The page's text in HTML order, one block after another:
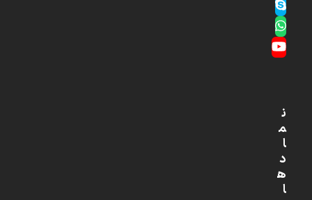
Skype
Whatsapp
YouTube
ن
م
ا
د
ه
ا